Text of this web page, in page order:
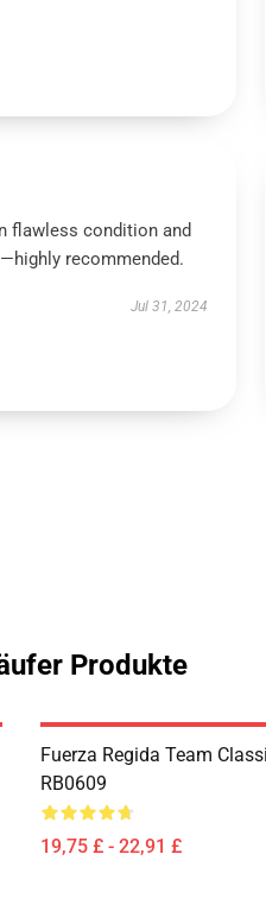
flawless condition and
recommended.
Jul 31, 2024
Produkte
Fuerza Regida Team
RB0609
19,75 £ - 22,91 £